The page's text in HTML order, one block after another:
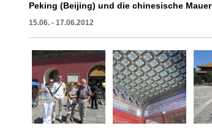
Peking (Beijing) und die chinesische Mauer
15.06. - 17.06.2012